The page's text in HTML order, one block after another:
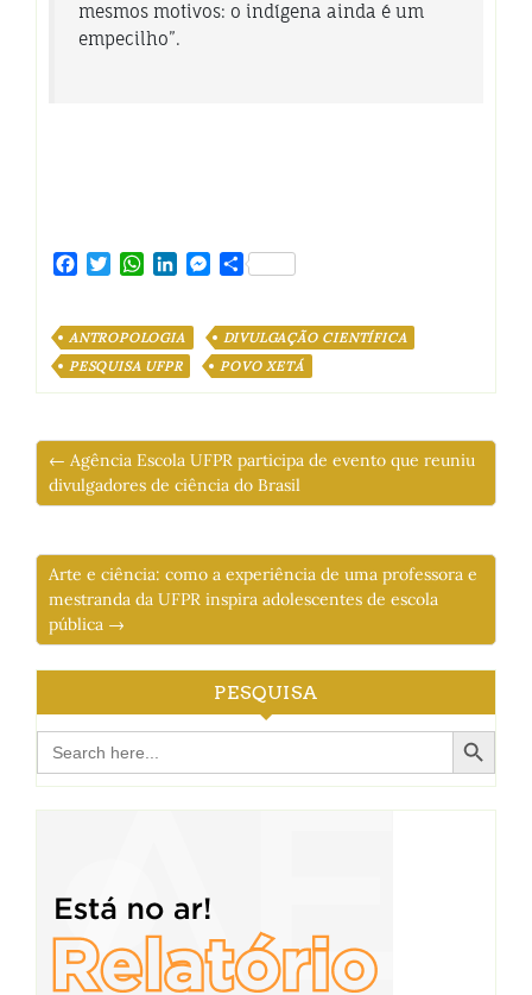
mesmos motivos: o indígena ainda é um
empecilho”.
Facebook
TwitterWhatsApp
LinkedInMessenger
Share
ANTROPOLOGIA
DIVULGAÇÃO CIENTÍFICA
PESQUISA UFPR
POVO XETÁ
← Agência Escola UFPR participa de evento que reuniu
divulgadores de ciência do Brasil
Arte e ciência: como a experiência de uma professora e
mestranda da UFPR inspira adolescentes de escola
pública →
PESQUISA
Search
for:
Search Button